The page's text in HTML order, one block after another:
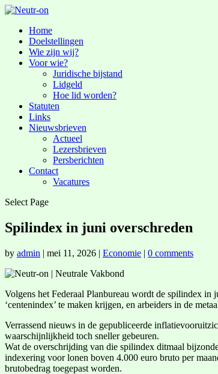
Home
Doelstellingen
Wie zijn wij?
Voor wie?
Juridische bijstand
Lidgeld
Hoe lid worden?
Statuten
Links
Nieuwsbrieven
Actueel
Lezersbrieven
Persberichten
Contact
Vacatures
Select Page
Spilindex in juni overschreden
by admin | mei 11, 2026 | Economie | 0 comments
Volgens het Federaal Planbureau wordt de spilindex in
‘centenindex’ te maken krijgen, en arbeiders in de
Verrassend nieuws in de gepubliceerde
waarschijnlijkheid toch sneller gebeuren.
Wat de overschrijding van die spilindex ditmaal
indexering voor lonen boven 4.000 euro bruto per
brutobedrag toegepast worden.